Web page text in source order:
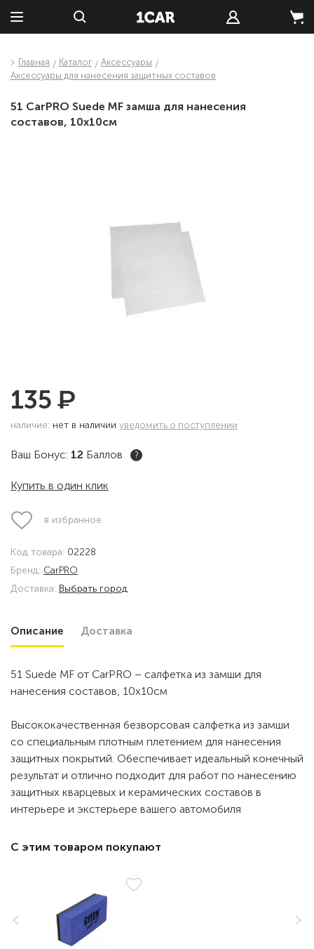
Главная Каталог
Аксессуары
Аксессуары для нанесения защитных составов
51 CarPRO Suede MF замша для нанесения
составов, 10х10см
135 ₽
наличие: нет в наличии уведомить о поступлении
Ваш Бонус: 12 Баллов ?
Купить в один клик
в избранное
Код товара: 02228
Бренд: CarPRO
Доставка: Выбрать город
Описание Доставка
51 Suede MF от CarPRO – салфетка из замши для
нанесения составов, 10х10см
Высококачественная безворсовая салфетка из замши
со специальным плотным плетением для нанесения
защитных покрытий. Обеспечивает идеальный конечный
результат и отлично подходит для работ по нанесению
защитных кварцевых и керамических составов в
интерьере и экстерьере вашего автомобиля
С этим товаром покупают